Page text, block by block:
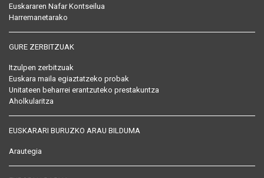
Euskararen Nafar Kontseilua
Harremanetarako
GURE ZERBITZUAK
Itzulpen zerbitzuak
Euskara maila egiaztatzeko probak
Unitateen beharrei erantzuteko prestakuntza
Aholkularitza
EUSKARARI BURUZKO ARAU BILDUMA
Arautegia